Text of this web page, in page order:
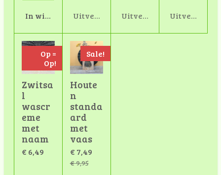
In winkelwagenUitverkocht Uitverkocht Uitverkocht
Op =
Op!
Zwitsa
l
wascr
eme
met
naam
€ 6,49
Sale!
Houte
n
standa
ard
met
vaas
€ 7,49
€ 9,95